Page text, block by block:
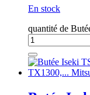
En stock
quantité de